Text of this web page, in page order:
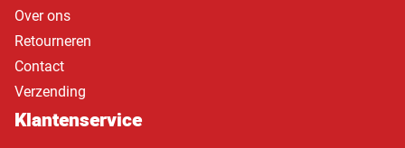
Over ons
Retourneren
Contact
Verzending
Klantenservice